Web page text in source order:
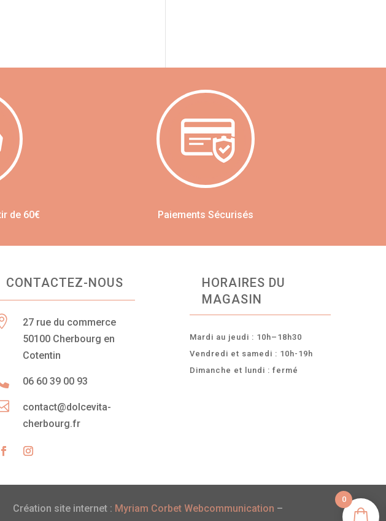
de 60€ Paiements Sécurisés
CONTACTEZ-NOUS
27 rue du commerce
50100 Cherbourg en
Cotentin
06 60 39 00 93
contact@dolcevita-
cherbourg.fr
HORAIRES DU
MAGASIN
Mardi au jeudi : 10h–18h30
Vendredi et samedi : 10h-19h
Dimanche et lundi : fermé
Création site internet : Myriam Corbet Webcommunication –
0